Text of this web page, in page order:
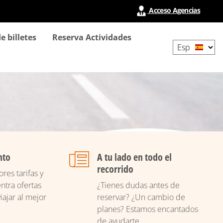
Acceso Agencias
billetes
Reserva Actividades
your
tarifas y
ofertas
al mejor
A tu lado en todo el
recorrido
¿Tienes dudas antes de
reservar? ¿Un cambio de
planes? Estamos encantados